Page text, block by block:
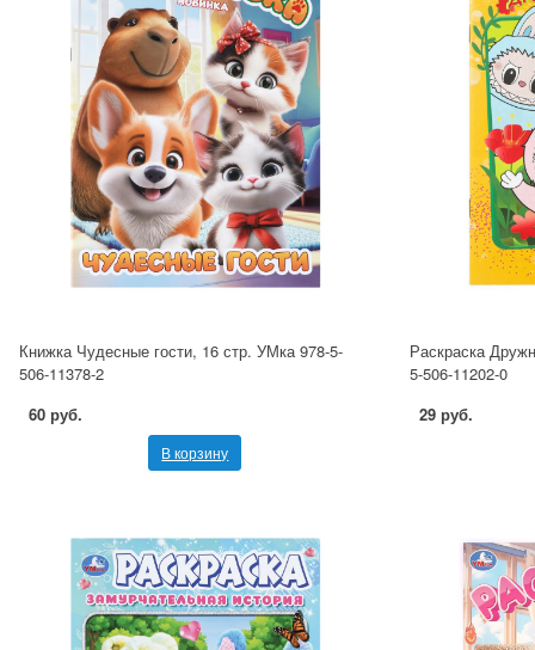
Книжка Чудесные гости, 16 стр. УМка 978-5-
506-11378-2
60 руб.
В корзину
Раскраска
5-506-11202-0
29 руб.